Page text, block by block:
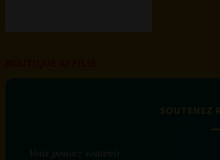
SOUTENEZ
Vous pouvez soutenir